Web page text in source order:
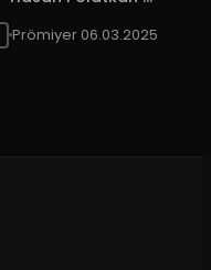
Prömiyer 06.03.2025